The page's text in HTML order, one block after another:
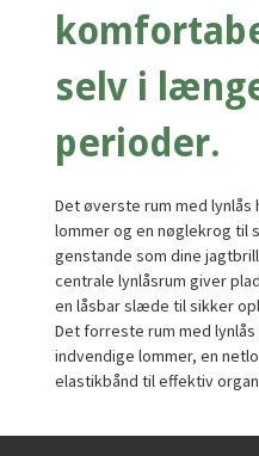
selv i
perioder.
Det øverste rum med
lommer og en nøglekrog til
genstande som dine
centrale lynlåsrum giver
en låsbar slæde til sikker
Det forreste rum med
indvendige lommer, en
elastikbånd til effektiv